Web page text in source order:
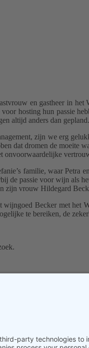
en gastheer in het
hosting hun passie
altijd anders dan
zijn we erg
dat dromen de
onvoorwaardelijke
familie, waar Petra
de passie voor wijn als
zijn vrouw Hildegard
Becker met het
te bereiken, de
dient